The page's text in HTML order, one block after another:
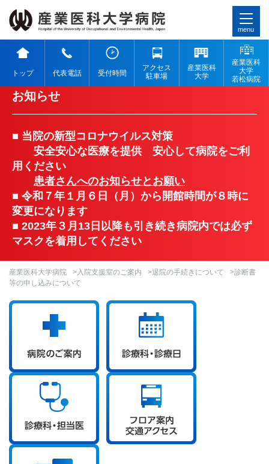
menu
お知らせ
■ 当院の新型コロナウイルス対策
安全安心な医療を提供 安心して病院をご利
用ください
患者さんへのお知らせとお願い
■ 令和７年１月６日（月）から開館時間が８時に
変更になります
■ 2023年３月13日以降も引き続き病院内では必ず
マスクを着用してください
トップ 代表電話 受付時間
アクセス
駐車場
産業医科
大学
産業医科
大学
若松病院
産業医科大学病院 >入院支援室のご案内 >退院の手続きについて
>診断書
等の申し込みについて